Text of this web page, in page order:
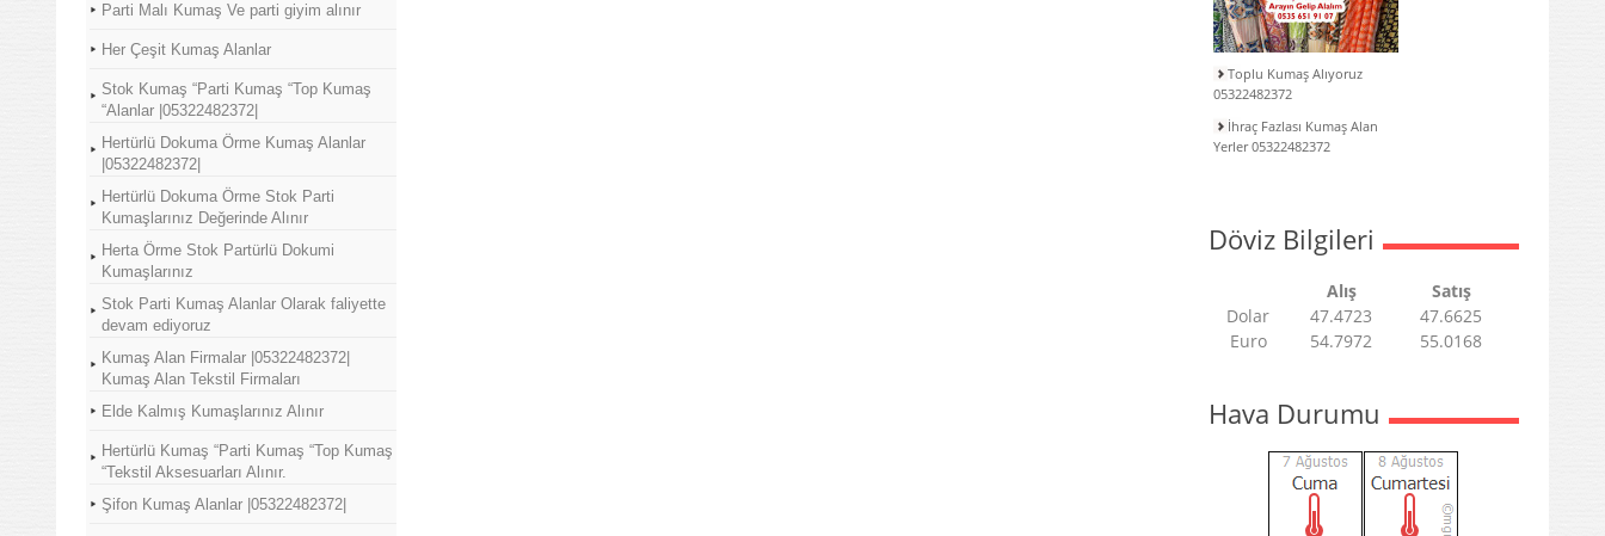
Parti Malı Kumaş Ve parti giyim alınır
Her Çeşit Kumaş Alanlar
Stok Kumaş “Parti Kumaş “Top Kumaş
“Alanlar |05322482372|
Hertürlü Dokuma Örme Kumaş Alanlar
|05322482372|
Hertürlü Dokuma Örme Stok Parti
Kumaşlarınız Değerinde Alınır
Herta Örme Stok Partürlü Dokumi
Kumaşlarınız
Stok Parti Kumaş Alanlar Olarak faliyette
devam ediyoruz
Kumaş Alan Firmalar |05322482372|
Kumaş Alan Tekstil Firmaları
Elde Kalmış Kumaşlarınız Alınır
Hertürlü Kumaş “Parti Kumaş “Top Kumaş
“Tekstil Aksesuarları Alınır.
Şifon Kumaş Alanlar |05322482372|
Toplu Kumaş Alıyoruz
05322482372
İhraç Fazlası Kumaş Alan
Yerler 05322482372
Döviz Bilgileri
Alış
Satış
Dolar
47.4723
47.6625
Euro
54.7972 55.0168
Hava Durumu